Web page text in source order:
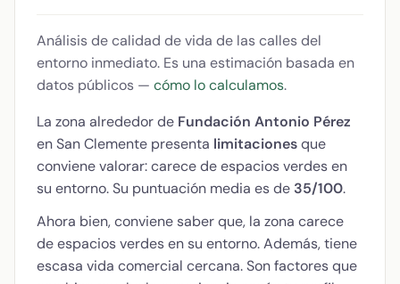
Análisis de calidad de vida de las calles del
entorno inmediato. Es una estimación basada en
datos públicos — cómo lo calculamos.
La zona alrededor de Fundación Antonio Pérez
en San Clemente presenta limitacionesque
conviene valorar: carece de espacios verdes en
su entorno. Su puntuación media es de 35/100.
Ahora bien, conviene saber que, la zona carece
de espacios verdes en su entorno. Además, tiene
escasa vida comercial cercana. Son factores que